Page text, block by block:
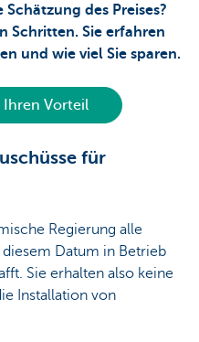
des Preises?
Schritten. Sie erfahren
und wie viel Sie sparen.
Ihren Vorteil
für
Regierung alle
Datum in Betrieb
Sie erhalten also keine
Installation von